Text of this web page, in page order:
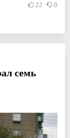
22 0
семь